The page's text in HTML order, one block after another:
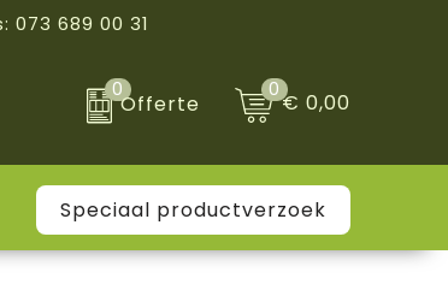
073 689 00 31
0
Offerte
0€ 0,00
Speciaal productverzoek